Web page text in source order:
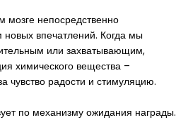
непосредственно
впечатлений. Когда мы
или захватывающим,
химического вещества –
чувство радости и стимуляцию.
по механизму ожидания награды.